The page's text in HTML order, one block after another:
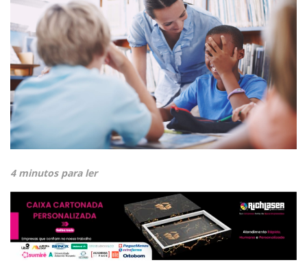
4 minutos para ler